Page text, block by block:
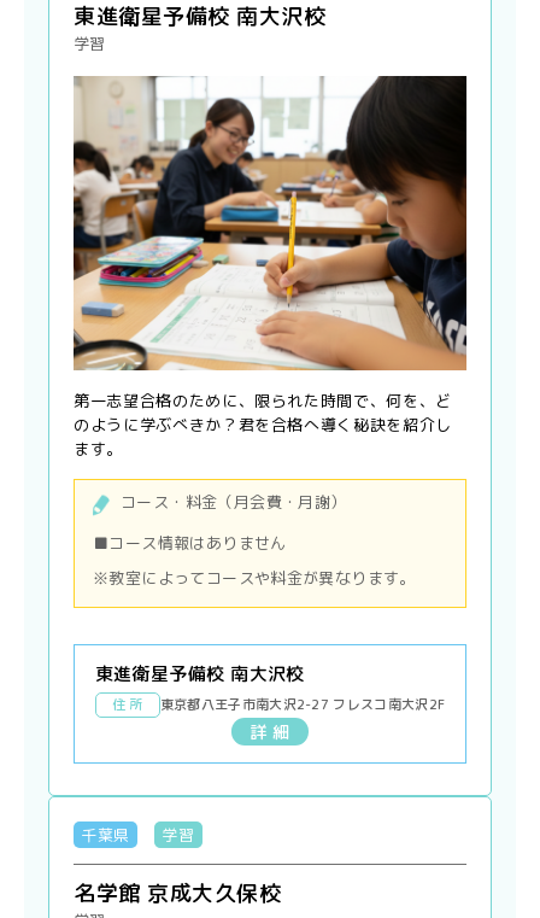
東進衛星予備校 南大沢校
学習
第一志望合格のために、限られた時間で、何を、ど
のように学ぶべきか？君を合格へ導く秘訣を紹介し
ます。
コース・料金（月会費・月謝）
■コース情報はありません
※教室によってコースや料金が異なります。
東進衛星予備校 南大沢校
住 所 東京都八王子市南大沢2-27 フレスコ南大沢2F
詳 細
千葉県 学習
名学館 京成大久保校